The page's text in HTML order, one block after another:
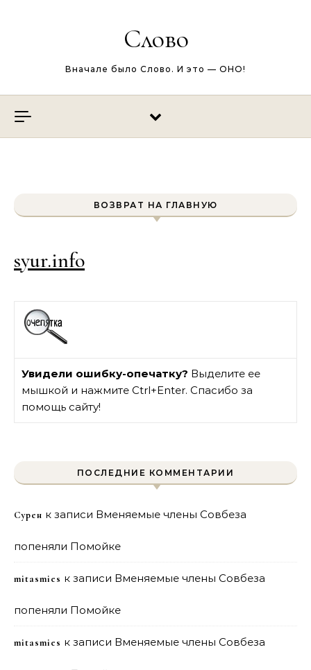
Слово
Вначале было Слово. И это — ОНО!
ВОЗВРАТ НА ГЛАВНУЮ
syur.info
Увидели ошибку-опечатку? Выделите ее
мышкой и нажмите Ctrl+Enter. Спасибо за
помощь сайту!
ПОСЛЕДНИЕ КОММЕНТАРИИ
Сурен к записи Вменяемые члены Совбеза
попеняли Помойке
mitasmies к записи Вменяемые члены Совбеза
попеняли Помойке
mitasmies к записи Вменяемые члены Совбеза